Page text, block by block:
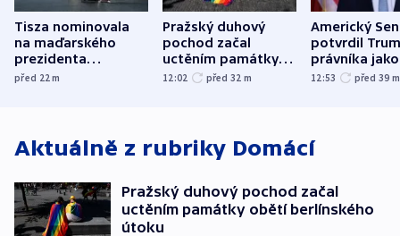
Tisza nominovala
na maďarského
prezidenta
bývalého šéfa
před 22m
Pražský duhový
pochod začal
uctěním památky
obětí berlínského
12:02 před 32 m
Americký
potvrdil
právníka jako
ministra
12:53 před 39 m
Aktuálně z rubriky Domácí
Pražský duhový pochod začal
uctěním památky obětí berlínského
útoku